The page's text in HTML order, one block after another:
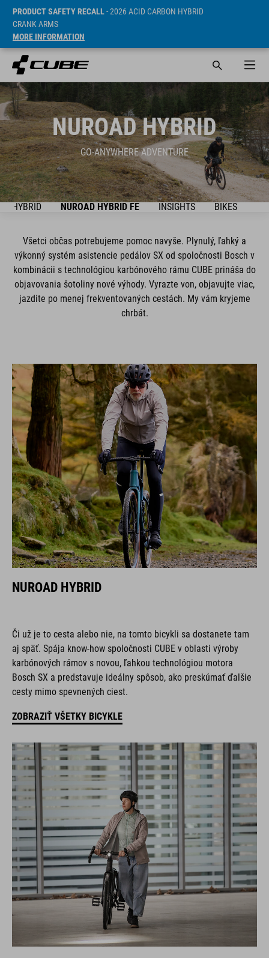
PRODUCT SAFETY RECALL- 2026 ACID CARBON HYBRID
CRANK ARMS
MORE INFORMATION
NUROAD HYBRID
GO-ANYWHERE ADVENTURE
HYBRID NUROAD HYBRID FE INSIGHTS BIKES
Všetci občas potrebujeme pomoc navyše. Plynulý, ľahký a
výkonný systém asistencie pedálov SX od spoločnosti Bosch v
kombinácii s technológiou karbónového rámu CUBE prináša do
objavovania šotoliny nové výhody. Vyrazte von, objavujte viac,
jazdite po menej frekventovaných cestách. My vám kryjeme
chrbát.
NUROAD HYBRID
Či už je to cesta alebo nie, na tomto bicykli sa dostanete tam
aj späť. Spája know-how spoločnosti CUBE v oblasti výroby
karbónových rámov s novou, ľahkou technológiou motora
Bosch SX a predstavuje ideálny spôsob, ako preskúmať ďalšie
cesty mimo spevnených ciest.
ZOBRAZIŤ VŠETKY BICYKLE